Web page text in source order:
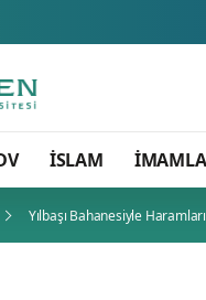
İSLAM
Yılbaşı Bahanesiyle